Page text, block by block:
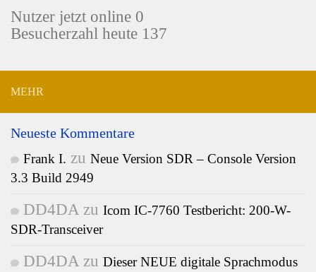
Nutzer jetzt online 0
Besucherzahl heute 137
MEHR
Neueste Kommentare
Frank I. zu Neue Version SDR – Console Version
3.3 Build 2949
DD4DA zu Icom IC-7760 Testbericht: 200-W-
SDR-Transceiver
DD4DA zu Dieser NEUE digitale Sprachmodus